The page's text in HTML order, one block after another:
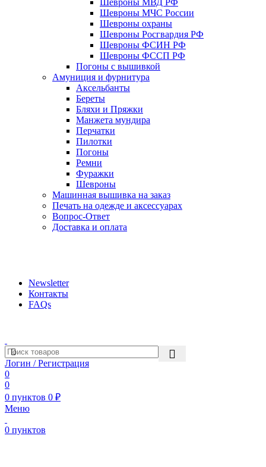
Шевроны МВД РФ
Шевроны МЧС России
Шевроны охраны
Шевроны Росгвардия РФ
Шевроны ФСИН РФ
Шевроны ФССП РФ
Погоны с вышивкой
Амуниция и фурнитура
Аксельбанты
Береты
Бляхи и Пряжки
Манжета мундира
Перчатки
Пилотки
Погоны
Ремни
Фуражки
Шевроны
Машинная вышивка на заказ
Печать на одежде и аксессуарах
Вопрос-Ответ
Доставка и оплата
Newsletter
Контакты
FAQs
Логин / Регистрация
0
0
0 пунктов 0 ₽
Меню
0 пунктов